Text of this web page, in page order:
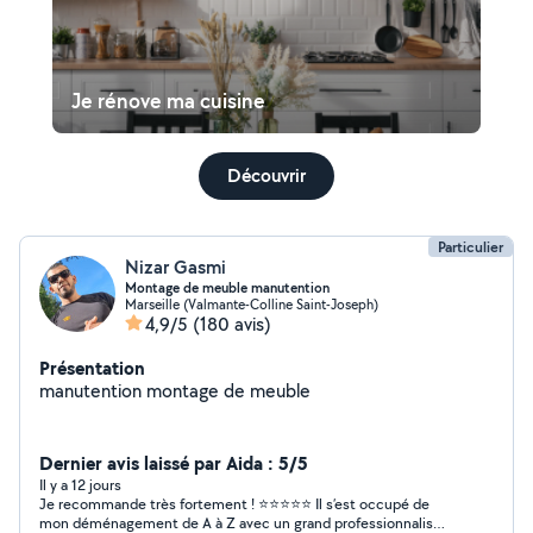
Je rénove ma cuisine
Découvrir
Particulier
Nizar Gasmi
Montage de meuble manutention
Marseille (Valmante-Colline Saint-Joseph)
4,9/5 (180 avis)
Présentation
manutention montage de meuble
Dernier avis laissé par Aida : 5/5
Il y a 12 jours
Je recommande très fortement ! ⭐⭐⭐⭐⭐ Il s’est occupé de
mon déménagement de A à Z avec un grand professionnalisme